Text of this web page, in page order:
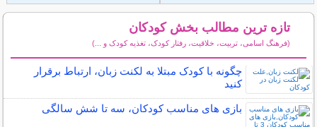
تازه ترین مطالب بخش کودکان
(فرهنگ اسامی، تربیت، خلاقیت، رفتار کودک، تغذیه کودک و ...)
چگونه با کودک مبتلا به لکنت زبان، ارتباط برقرار
کنید
بازی های مناسب کودکان، سه تا شش سالگی